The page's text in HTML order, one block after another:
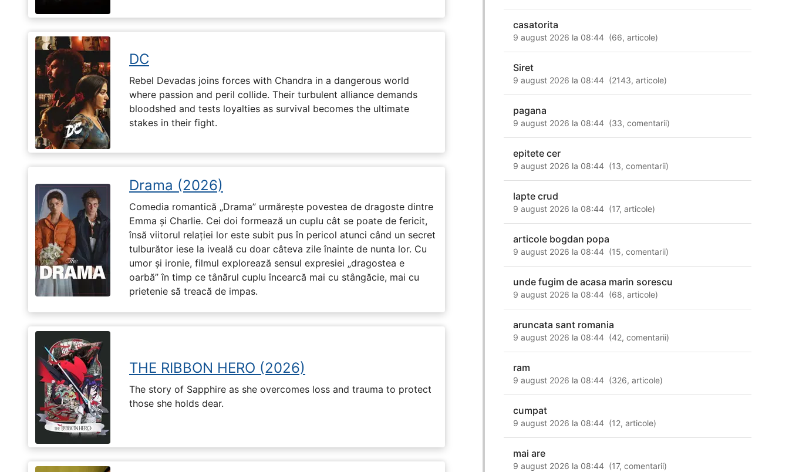
DC
Rebel Devadas joins forces with Chandra in a dangerous world
where passion and peril collide. Their turbulent alliance demands
bloodshed and tests loyalties as survival becomes the ultimate
stakes in their fight.
Drama (2026)
Comedia romantică „Drama” urmărește povestea de dragoste dintre
Emma și Charlie. Cei doi formează un cuplu cât se poate de fericit,
însă viitorul relației lor este subit pus în pericol atunci când un secret
tulburător iese la iveală cu doar câteva zile înainte de nunta lor. Cu
umor și ironie, filmul explorează sensul expresiei „dragostea e
oarbă” în timp ce tânărul cuplu încearcă mai cu stângăcie, mai cu
prietenie să treacă de impas.
THE RIBBON HERO (2026)
The story of Sapphire as she overcomes loss and trauma to protect
those she holds dear.
casatorita
9 august 2026 la 08:44 (66,articole)
Siret
9 august 2026 la 08:44 (2143,articole)
pagana
9 august 2026 la 08:44 (33,comentarii)
epitete cer
9 august 2026 la 08:44 (13,comentarii)
lapte crud
9 august 2026 la 08:44 (17,articole)
articole bogdan popa
9 august 2026 la 08:44 (15,comentarii)
unde fugim de acasa marin sorescu
9 august 2026 la 08:44 (68,articole)
aruncata sant romania
9 august 2026 la 08:44 (42,comentarii)
ram
9 august 2026 la 08:44 (326,articole)
cumpat
9 august 2026 la 08:44 (12,articole)
mai are
9 august 2026 la 08:44 (17,comentarii)